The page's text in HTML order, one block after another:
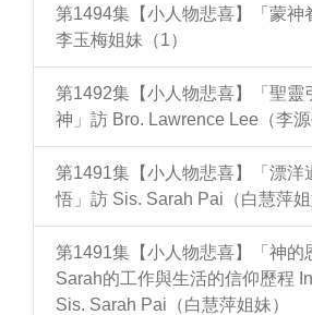
第1494集【小人物悲喜】「蒙神
李玉梅姐妹（1）
第1492集【小人物悲喜】「聖靈
神」訪 Bro. Lawrence Lee（李源
第1491集【小人物悲喜】「漂洋
悟」訪 Sis. Sarah Pai（白慧萍姐
第1491集【小人物悲喜】「神的
Sarah的工作與生活的信仰歷程
Sis. Sarah Pai（白慧萍姐妹）